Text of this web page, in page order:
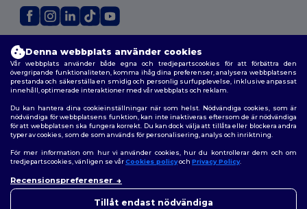
Allmänna Villkor|Anpassad policy | Integritetspolicy
Policy för cookies
|Karta över webbplatsen
Denna webbplats använder cookies
Vår webbplats använder både egna och tredjepartscookies för att förbättra den
övergripande funktionaliteten, komma ihåg dina preferenser, analysera webbplatsens
prestanda och säkerställa en smidig och personlig surfupplevelse, inklusive anpassat
innehåll, optimerade interaktioner med vår webbplats och reklam.
Du kan hantera dina cookieinställningar när som helst. Nödvändiga cookies, som är
nödvändiga för webbplatsens funktion, kan inte inaktiveras eftersom de är nödvändiga
för att webbplatsen ska fungera korrekt. Du kan dock välja att tillåta eller blockera andra
typer av cookies, som de som används för personalisering, analys och inriktning.
För mer information om hur vi använder cookies, hur du kontrollerar dem och om
tredjepartscookies, vänligen se vårCookies policyoch Privacy Policy.
Recensionspreferenser
Tillåt endast nödvändiga